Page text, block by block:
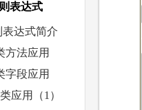
表达式
表达式简介
方法应用
字段应用
应用（1）